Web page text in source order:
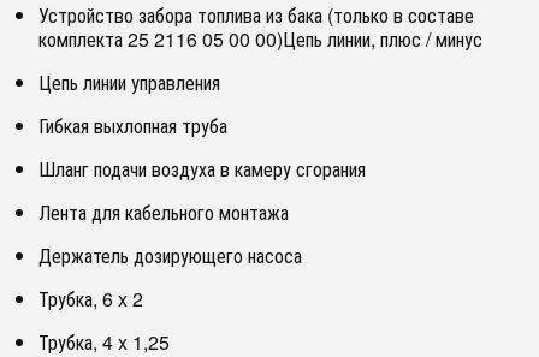
Устройство забора топлива из бака (только в составе
комплекта 25 2116 05 00 00)Цепь линии, плюс / минус
Цепь линии управления
Гибкая выхлопная труба
Шланг подачи воздуха в камеру сгорания
Лента для кабельного монтажа
Держатель дозирующего насоса
Трубка, 6 x 2
Трубка, 4 x 1,25